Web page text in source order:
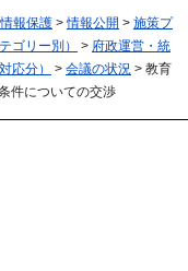
報保護 >情報公開 > 施策プ
ゴリー別） > 府政運営・統
応分） > 会議の状況 > 教育
件についての交渉